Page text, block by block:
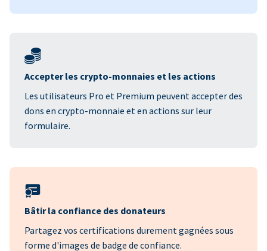
Accepter les crypto-monnaies et les actions
Les utilisateurs Pro et Premium peuvent accepter des
dons en crypto-monnaie et en actions sur leur
formulaire.
Bâtir la confiance des donateurs
Partagez vos certifications durement gagnées sous
forme d'images de badge de confiance.